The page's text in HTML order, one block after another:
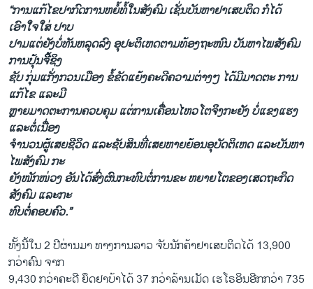
“ການແກ້ໄຂປາກົດການຫຍໍ້ທໍ້ໃນສັງຄົມ ເຊັ່ນບັນຫາຢາເສບຕິດ ກໍໄດ້
ເອົາໃຈໃສ່ ປາບ
ປາມແຕ່ຍັງບໍ່ທັນຫລຸດລົງ ອຸປະຕິເຫດຕາມທ້ອງຖະໜົນ ບັນຫາໄພສັງຄົມ
ການປຸ້ນຈີີ້ຊິງ
ຊັບ ກຸ່ມແກັ່ງກວນເມືອງ ຂໍ້ຂັດແຍ້ງຄະດີຄວາມຕ່າງໆ ໄດ້ມີມາດຕະ ການ
ແກ້ໄຂ ແລະມີ
ຫຼາຍມາດຕະການຄວບຄຸມ ແຕ່ການເຄື່ອນໄຫວໂຕຈິງກະຍັງ ບໍ່ແຂງແຮງ
ແລະຕໍ່ເນື່ອງ
ຈຳນວນຜູ້ເສຍຊີວິດ ແລະຊັບສິນທີ່ເສຍຫາຍຍ້ອນອຸບັດຕິເຫດ ແລະບັນຫາ
ໄພສັງຄົມ ກະ
ຍັງໜັກໜ່ວງ ອັນໄດ້ສົ່ງຜົນກະທົບຕໍ່ການຂະ ຫຍາຍໂຕຂອງເສດຖະກິດ
ສັງຄົມ ແລະກະ
ທົບຕໍ່ຄອບຄົວ.”
ທັ້ງນີ້ໃນ 2 ປີຜ່ານມາ ທາງການລາວ ຈັບນັກຄ້າຢາເສບຕິດໄດ້ 13,900
ກວ່າຄົນ ຈາກ
9,430 ກວ່າຄະດີ ຍຶດຢາບ້າໄດ້ 37 ກວ່າລ້ານເມັດ ເຮໂຣອິນອີກກວ່າ 735